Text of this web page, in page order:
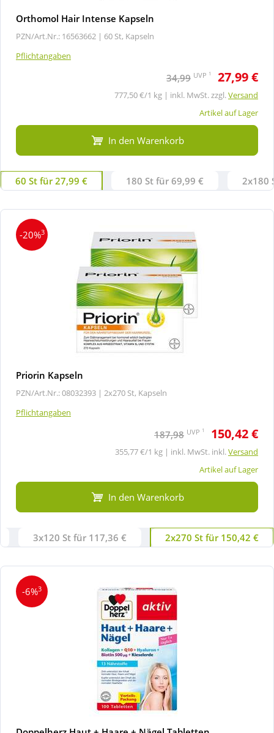
Orthomol Hair Intense Kapseln
PZN/Art.Nr.: 16563662 | 60 St, Kapseln
Pflichtangaben
34,99 UVP 1 27,99 €
777,50 €/1 kg | inkl. MwSt. zzgl.Versand
Artikel auf Lager
In den Warenkorb
60 St für 27,99 € 180 St für 69,99 € 2x180
-20%3
Priorin Kapseln
PZN/Art.Nr.: 08032393 | 2x270 St, Kapseln
Pflichtangaben
187,98 UVP 1 150,42 €
355,77 €/1 kg | inkl. MwSt. inkl.Versand
Artikel auf Lager
In den Warenkorb
3x120 St für 117,36 € 2x270 St für 150,42 €
-6%3